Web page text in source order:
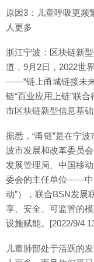
原因3：儿童呼吸更频
人更多
浙江宁波：区块链新
道，9月2日，2022世
——“链上甬城链接未
链“百业应用上链”联
市区块链新型信息基础
据悉，“甬链”是在宁
波市发展和改革委员
发展管理局、中国移
委会的主任单位——中
动”），联合BSN发展
享、安全、可监管的
设施赋能。[2022/9/4
儿童肺部处于活跃的